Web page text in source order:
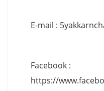
E-mail :
Facebook :
https://